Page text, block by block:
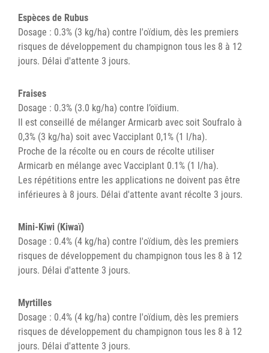
Espèces de Rubus
Dosage : 0.3% (3 kg/ha) contre l'oïdium, dès les premiers
risques de développement du champignon tous les 8 à 12
jours. Délai d'attente 3 jours.
Fraises
Dosage : 0.3% (3.0 kg/ha) contre l’oïdium.
Il est conseillé de mélanger Armicarb avec soit Soufralo à
0,3% (3 kg/ha) soit avec Vacciplant 0,1% (1 l/ha).
Proche de la récolte ou en cours de récolte utiliser
Armicarb en mélange avec Vacciplant 0.1% (1 l/ha).
Les répétitions entre les applications ne doivent pas être
inférieures à 8 jours. Délai d'attente avant récolte 3 jours.
Mini-Kiwi (Kiwaï)
Dosage : 0.4% (4 kg/ha) contre l'oïdium, dès les premiers
risques de développement du champignon tous les 8 à 12
jours. Délai d'attente 3 jours.
Myrtilles
Dosage : 0.4% (4 kg/ha) contre l'oïdium, dès les premiers
risques de développement du champignon tous les 8 à 12
jours. Délai d'attente 3 jours.